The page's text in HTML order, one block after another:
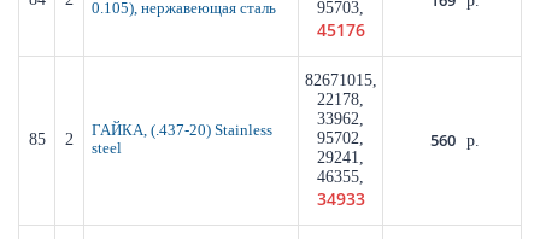
0.105), нержавеющая сталь 95703,
45176
85 2
ГАЙКА, (.437-20) Stainless
steel
82671015,
22178,
33962,
95702,
29241,
46355,
34933
560 р.